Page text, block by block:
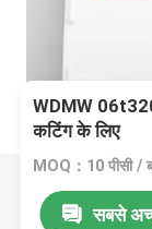
WDMW 06t320
कटिंग के लिए
MOQ：10 पीसी /
सबसे